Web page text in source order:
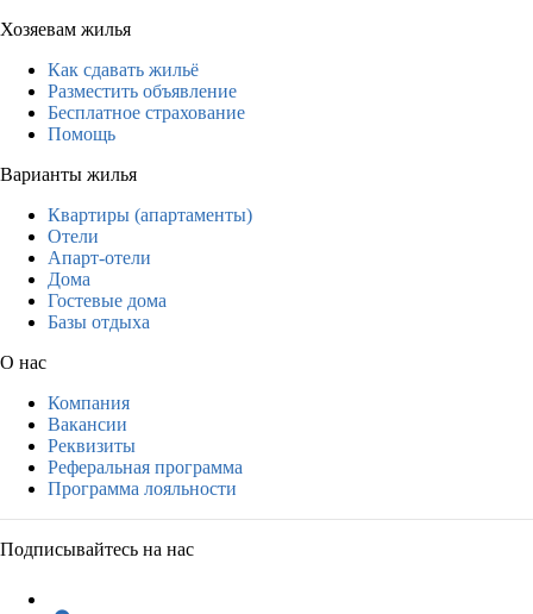
Хозяевам жилья
Как сдавать жильё
Разместить объявление
Бесплатное страхование
Помощь
Варианты жилья
Квартиры (апартаменты)
Отели
Апарт-отели
Дома
Гостевые дома
Базы отдыха
О нас
Компания
Вакансии
Реквизиты
Реферальная программа
Программа лояльности
Подписывайтесь на нас